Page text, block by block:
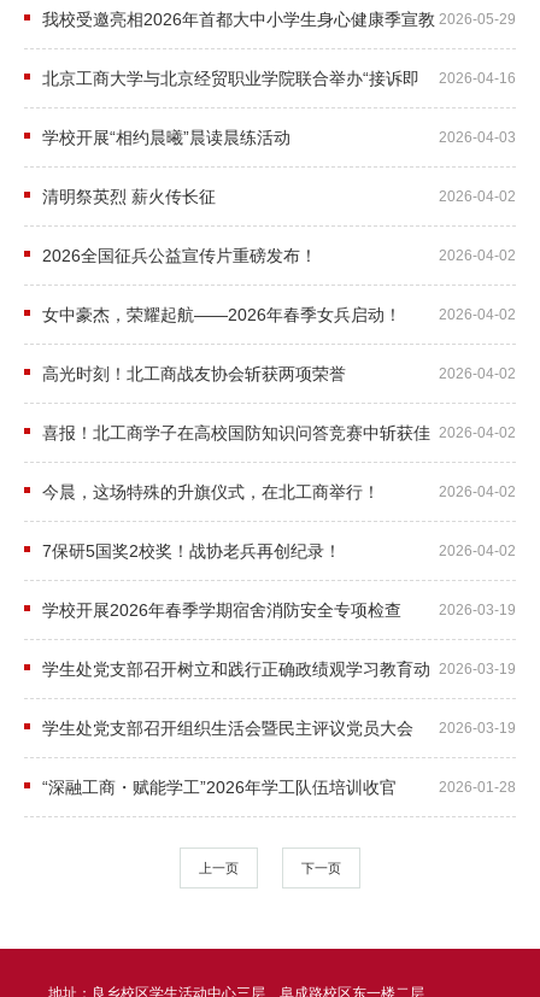
理
工
学
生
建
资
理
党日活动
2026-05-29
我校受邀亮相2026年首都大中小学生身心健康季宣教
活动
2026-04-16
北京工商大学与北京经贸职业学院联合举办“接诉即
办”工作座谈会
2026-04-03
学校开展“相约晨曦”晨读晨练活动
2026-04-02
清明祭英烈 薪火传长征
2026-04-02
2026全国征兵公益宣传片重磅发布！
2026-04-02
女中豪杰，荣耀起航——2026年春季女兵启动！
2026-04-02
高光时刻！北工商战友协会斩获两项荣誉
2026-04-02
喜报！北工商学子在高校国防知识问答竞赛中斩获佳
绩
2026-04-02
今晨，这场特殊的升旗仪式，在北工商举行！
2026-04-02
7保研5国奖2校奖！战协老兵再创纪录！
2026-03-19
学校开展2026年春季学期宿舍消防安全专项检查
2026-03-19
学生处党支部召开树立和践行正确政绩观学习教育动
员部署会
2026-03-19
学生处党支部召开组织生活会暨民主评议党员大会
2026-01-28
“深融工商・赋能学工”2026年学工队伍培训收官
上一页 下一页
地址：良乡校区学生活动中心三层、阜成路校区东一楼二层